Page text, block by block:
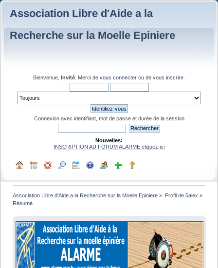
Association Libre d'Aide a la
Recherche sur la Moelle Epiniere
Bienvenue, Invité . Merci de vous connecter ou de vous inscrire
Connexion avec identifiant, mot de passe et durée de la session
Nouvelles:
INSCRIPTION AU FORUM ALARME cliquez ici
Association Libre d'Aide a la Recherche sur la Moelle Epiniere » Profil de 5alex »
Résumé